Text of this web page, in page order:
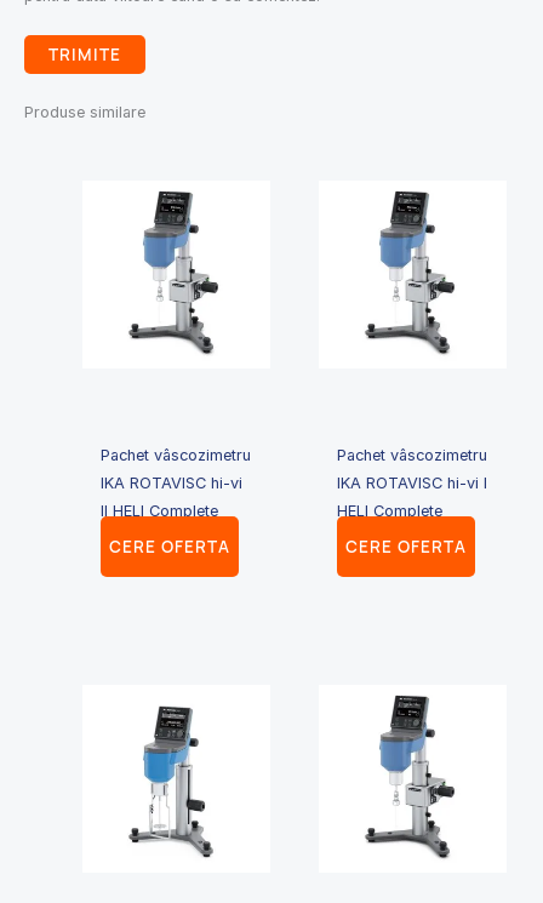
Produse similare
Pachet vâscozimetru
IKA ROTAVISC hi-vi
II HELI Complete
CERE OFERTA
Pachet vâscozimetru
IKA ROTAVISC hi-vi I
HELI Complete
CERE OFERTA